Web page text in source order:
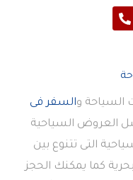
السياحة والسفر فى
العروض السياحية
التى تتنوع بين
كما يمكنك الحجز